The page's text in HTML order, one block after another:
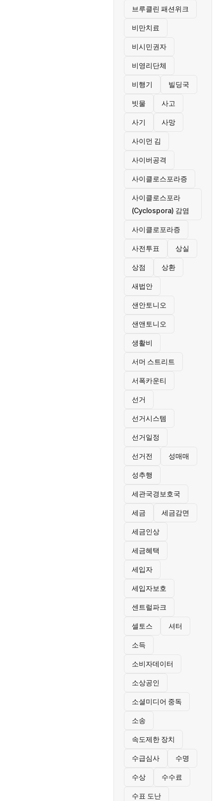
브루클린 패션위크
비만치료
비시민권자
비영리단체
비행기 빌딩국
빗물 사고
사기 사망
사이먼 김
사이버공격
사이클로스포라증
사이클로스포라
(Cyclospora) 감염
사이클로포라증
사전투표 상실
상점 상환
새법안
샌안토니오
샌앤토니오
생활비
서머 스트리트
서폭카운티
선거
선거시스템
선거일정
선거전 성매매
성추행
세관국경보호국
세금 세금감면
세금인상
세금혜택
세입자
세입자보호
센트럴파크
셀토스 셔터
소득
소비자데이터
소상공인
소셜미디어 중독
소송
속도제한 장치
수급심사 수명
수상 수수료
수표 도난